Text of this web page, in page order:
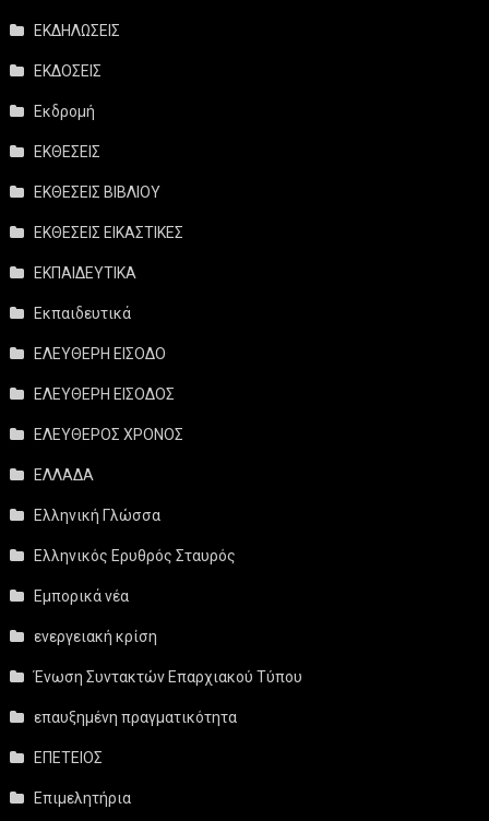
ΕΚΔΗΛΩΣΕΙΣ
ΕΚΔΟΣΕΙΣ
Εκδρομή
ΕΚΘΕΣΕΙΣ
ΕΚΘΕΣΕΙΣ ΒΙΒΛΙΟΥ
ΕΚΘΕΣΕΙΣ ΕΙΚΑΣΤΙΚΕΣ
ΕΚΠΑΙΔΕΥΤΙΚΑ
Εκπαιδευτικά
ΕΛΕΥΘΕΡΗ ΕΙΣΟΔΟ
ΕΛΕΥΘΕΡΗ ΕΙΣΟΔΟΣ
ΕΛΕΥΘΕΡΟΣ ΧΡΟΝΟΣ
ΕΛΛΑΔΑ
Ελληνική Γλώσσα
Ελληνικός Ερυθρός Σταυρός
Εμπορικά νέα
ενεργειακή κρίση
Ένωση Συντακτών Επαρχιακού Τύπου
επαυξημένη πραγματικότητα
ΕΠΕΤΕΙΟΣ
Επιμελητήρια